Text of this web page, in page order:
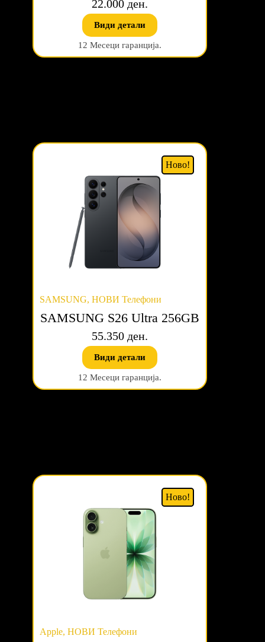
22.000 ден.
Види детали
12 Месеци гаранција.
Ново!
SAMSUNG, НОВИ Телефони
SAMSUNG S26 Ultra 256GB
55.350 ден.
Види детали
12 Месеци гаранција.
Ново!
Apple, НОВИ Телефони